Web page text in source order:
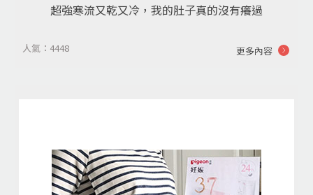
超強寒流又乾又冷，我的肚子真的沒有癢過
人氣：4448 更多內容